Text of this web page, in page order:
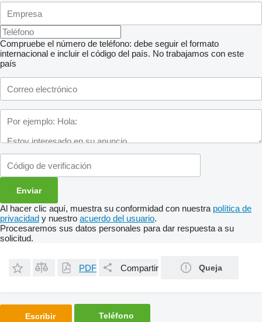
Compruebe el número de teléfono: debe seguir el formato
internacional e incluir el código del país. No trabajamos con este
país
Al hacer clic aquí, muestra su conformidad con nuestra política de
privacidad y nuestro acuerdo del usuario.
Procesaremos sus datos personales para dar respuesta a su
solicitud.
PDF Compartir Queja
Escribir Teléfono